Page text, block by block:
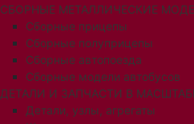
СБОРНЫЕ МЕТАЛЛИЧЕСКИЕ
Сборные прицепы
Сборные полуприцепы
Сборные автопоезда
Сборные модели автобусов
ДЕТАЛИ И ЗАПЧАСТИ В
Детали, узлы, агрегаты